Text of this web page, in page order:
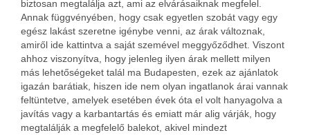
biztosan megtalálja azt, ami az elvárásaiknak megfelel.
Annak függvényében, hogy csak egyetlen szobát vagy egy
egész lakást szeretne igénybe venni, az árak változnak,
amiről ide kattintva a saját szemével meggyőződhet. Viszont
ahhoz viszonyítva, hogy jelenleg ilyen árak mellett milyen
más lehetőségeket talál ma Budapesten, ezek az ajánlatok
igazán barátiak, hiszen ide nem olyan ingatlanok árai vannak
feltüntetve, amelyek esetében évek óta el volt hanyagolva a
javítás vagy a karbantartás és emiatt már alig várják, hogy
megtalálják a megfelelő balekot, akivel mindezt